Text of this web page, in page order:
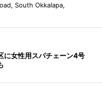
South Okkalapa,
に女性用スパチェーン4号